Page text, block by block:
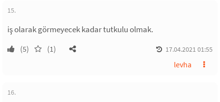
15.
iş olarak görmeyecek kadar tutkulu olmak.
(5) (1) 17.04.2021 01:55
levha
16.